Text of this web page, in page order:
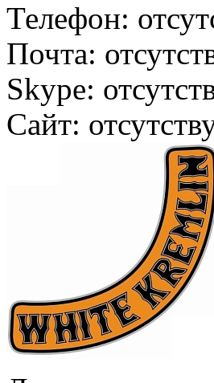
Телефон:
Почта:
Skype:
Сайт: